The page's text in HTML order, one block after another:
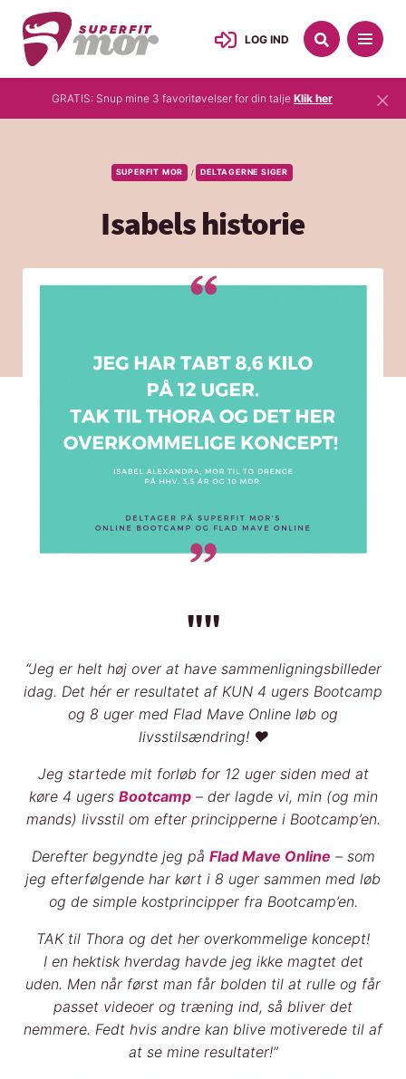
LOG IND
GRATIS: Snup mine 3 favoritøvelser for din talje Klik her ×
SUPERFIT MOR / DELTAGERNE SIGER
Isabels historie
""
“Jeg er helt høj over at have sammenligningsbilleder
idag. Det hér er resultatet af KUN 4 ugers Bootcamp
og 8 uger med Flad Mave Online løb og
livsstilsændring! ♥️
Jeg startede mit forløb for 12 uger siden med at
køre 4 ugers Bootcamp– der lagde vi, min (og min
mands) livsstil om efter principperne i Bootcamp’en.
Derefter begyndte jeg på Flad Mave Online – som
jeg efterfølgende har kørt i 8 uger sammen med løb
og de simple kostprincipper fra Bootcamp’en.
TAK til Thora og det her overkommelige koncept!
I en hektisk hverdag havde jeg ikke magtet det
uden. Men når først man får bolden til at rulle og får
passet videoer og træning ind, så bliver det
nemmere. Fedt hvis andre kan blive motiverede til af
at se mine resultater!”